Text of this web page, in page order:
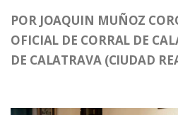
POR JOAQUIN MUÑOZ
OFICIAL DE CORRAL DE
DE CALATRAVA (CIUDAD